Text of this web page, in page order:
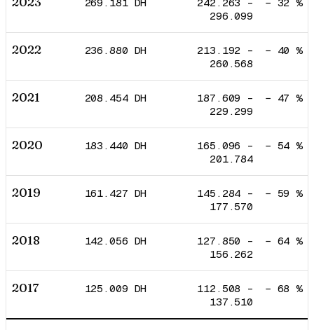
269.181DH 242.263 –
296.099
− 32 %
2022 236.880 DH 213.192 –
260.568
− 40 %
2021 208.454DH 187.609 –
229.299
− 47 %
2020 183.440 DH 165.096 –
201.784
− 54 %
2019 161.427 DH 145.284 –
177.570
− 59 %
2018 142.056 DH 127.850 –
156.262
− 64 %
2017 125.009 DH 112.508 –
137.510
− 68 %